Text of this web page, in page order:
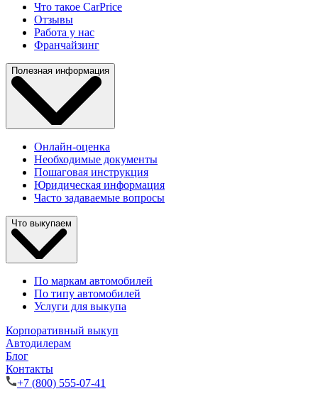
Что такое CarPrice
Отзывы
Работа у нас
Франчайзинг
Полезная информация
Онлайн-оценка
Необходимые документы
Пошаговая инструкция
Юридическая информация
Часто задаваемые вопросы
Что выкупаем
По маркам автомобилей
По типу автомобилей
Услуги для выкупа
Корпоративный выкуп
Автодилерам
Блог
Контакты
+7 (800) 555-07-41